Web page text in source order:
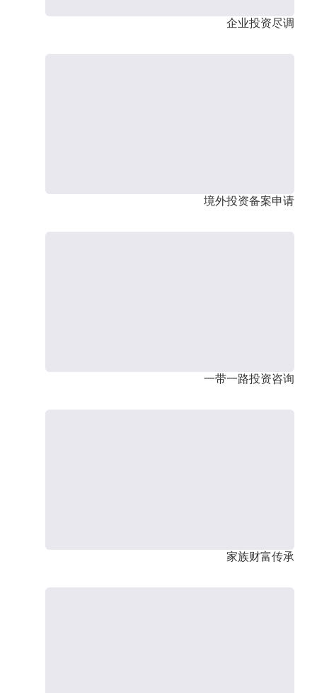
企业投资尽调
境外投资备案申请
一带一路投资咨询
家族财富传承